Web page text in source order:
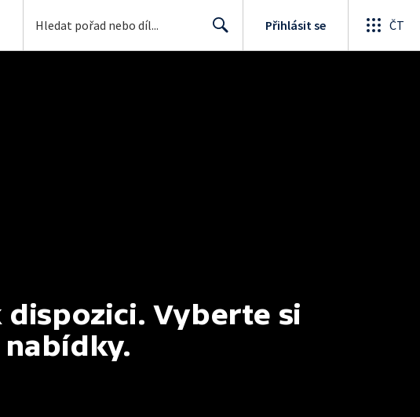
Přihlásit se ČT
dispozici. Vyberte si
nabídky.